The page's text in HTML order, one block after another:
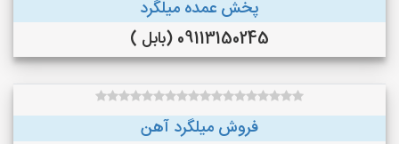
پخش عمده میلگرد
09113150245 (بابل )
فروش میلگرد آهن